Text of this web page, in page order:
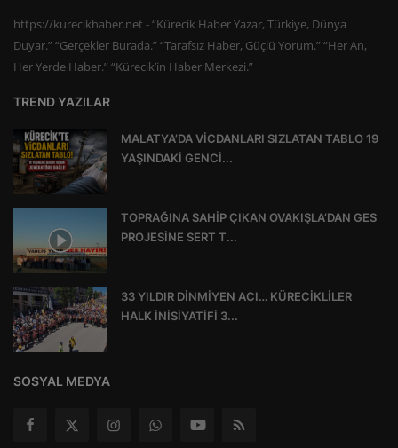
https://kurecikhaber.net - “Kürecik Haber Yazar, Türkiye, Dünya
Duyar.” “Gerçekler Burada.” “Tarafsız Haber, Güçlü Yorum.” “Her An,
Her Yerde Haber.” “Kürecik’in Haber Merkezi.”
TREND YAZILAR
MALATYA’DA VİCDANLARI SIZLATAN TABLO 19
YAŞINDAKİ GENCİ...
TOPRAĞINA SAHİP ÇIKAN OVAKIŞLA’DAN GES
PROJESİNE SERT T...
33 YILDIR DİNMİYEN ACI… KÜRECİKLİLER
HALK İNİSİYATİFİ 3...
SOSYAL MEDYA